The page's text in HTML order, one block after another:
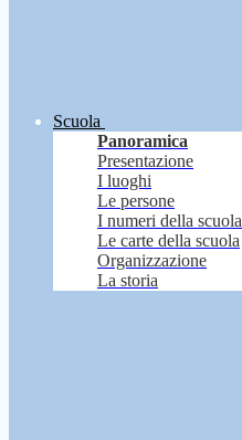
Scuola
Panoramica
Presentazione
I luoghi
Le persone
I numeri della scuola
Le carte della scuola
Organizzazione
La storia